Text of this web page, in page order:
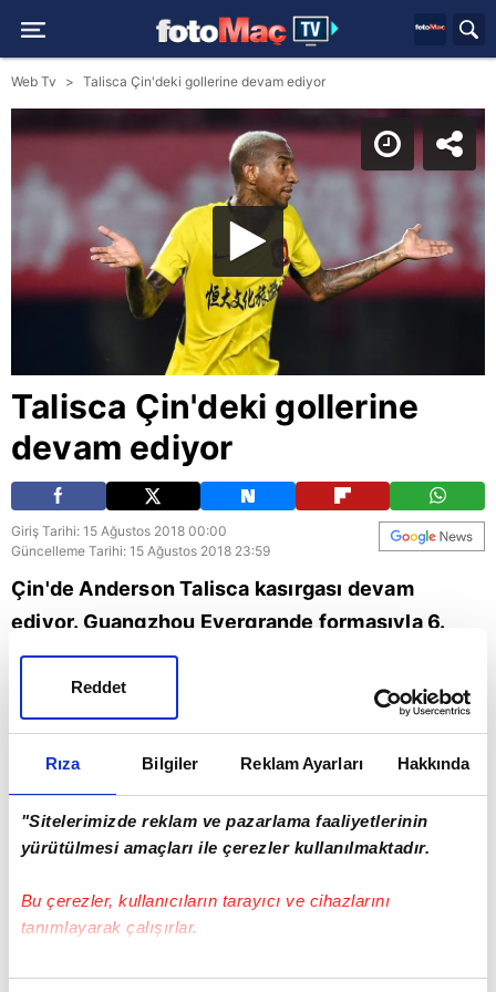
Rıza Bilgiler Reklam Ayarları Hakkında
"Sitelerimizde reklam ve pazarlama faaliyetlerinin
yürütülmesi amaçları ile çerezler kullanılmaktadır.
Bu çerezler, kullanıcıların tarayıcı ve cihazlarını
tanımlayarak çalışırlar.
Bu çerezlere izin vermeniz halinde sizlere özel
Reddet
Web Tv Talisca Çin'deki gollerine devam ediyor
Talisca Çin'deki gollerine
devam ediyor
Giriş Tarihi: 15 Ağustos 2018 00:00
Güncelleme Tarihi: 15 Ağustos 2018 23:59
Çin'de Anderson Talisca kasırgası devam
ediyor. Guangzhou Evergrande formasıyla 6.
maçına çıkan Brezilyalı, 7. golünü Henan Jianye
ağlarına bıraktı